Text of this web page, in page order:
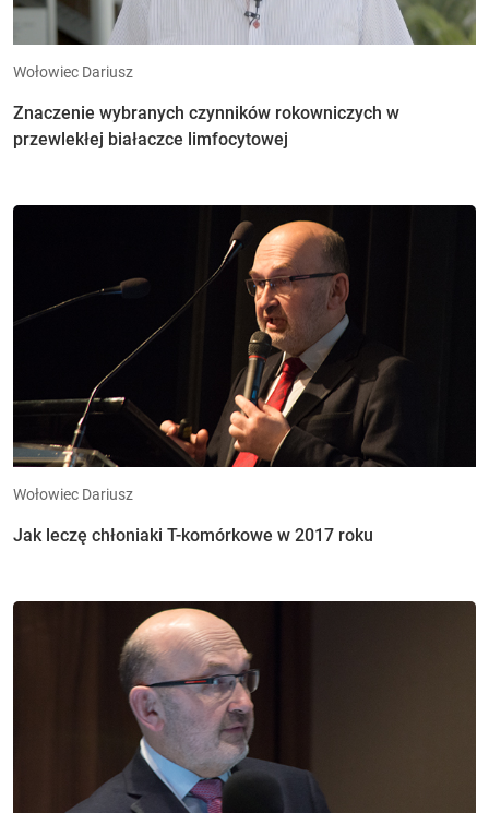
Wołowiec Dariusz
Znaczenie wybranych czynników rokowniczych w
przewlekłej białaczce limfocytowej
Wołowiec Dariusz
Jak leczę chłoniaki T-komórkowe w 2017 roku